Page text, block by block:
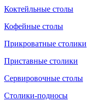
Коктейльные столы
Кофейные столы
Прикроватные столики
Приставные столики
Сервировочные столы
Столики-подносы